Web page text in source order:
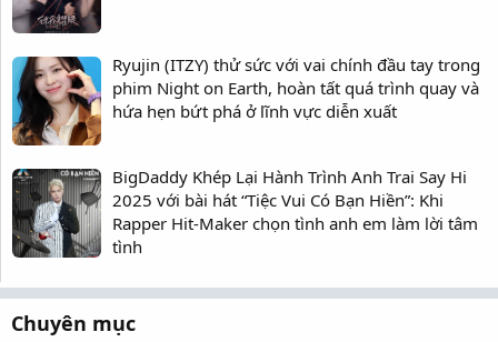
Ryujin (ITZY) thử sức với vai chính đầu tay trong
phim Night on Earth, hoàn tất quá trình quay và
hứa hẹn bứt phá ở lĩnh vực diễn xuất
BigDaddy Khép Lại Hành Trình Anh Trai Say Hi
2025 với bài hát “Tiệc Vui Có Bạn Hiền”: Khi
Rapper Hit-Maker chọn tình anh em làm lời tâm
tình
Chuyên mục